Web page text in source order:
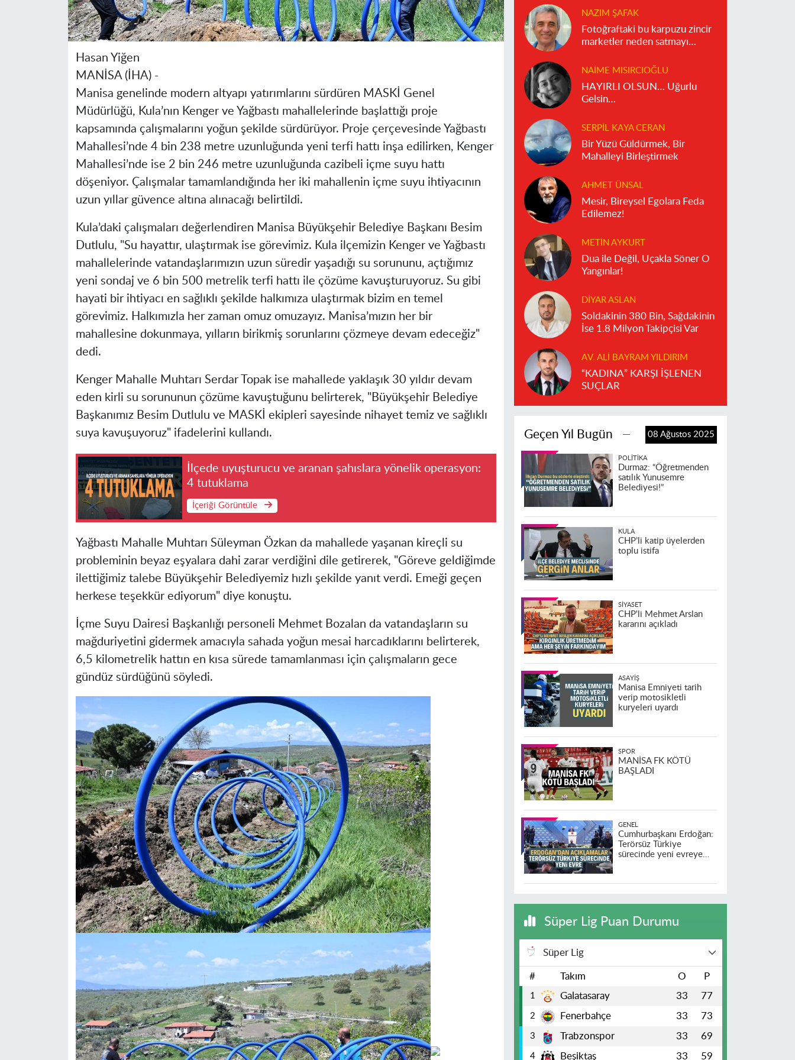
Hasan Yiğen
MANİSA (İHA) -
Manisa genelinde modern altyapı yatırımlarını sürdüren MASKİ Genel
Müdürlüğü, Kula’nın Kenger ve Yağbastı mahallelerinde başlattığı proje
kapsamında çalışmalarını yoğun şekilde sürdürüyor. Proje çerçevesinde Yağbastı
Mahallesi’nde 4 bin 238 metre uzunluğunda yeni terfi hattı inşa edilirken, Kenger
Mahallesi’nde ise 2 bin 246 metre uzunluğunda cazibeli içme suyu hattı
döşeniyor. Çalışmalar tamamlandığında her iki mahallenin içme suyu ihtiyacının
uzun yıllar güvence altına alınacağı belirtildi.
Kula’daki çalışmaları değerlendiren Manisa Büyükşehir Belediye Başkanı Besim
Dutlulu, "Su hayattır, ulaştırmak ise görevimiz. Kula ilçemizin Kenger ve Yağbastı
mahallelerinde vatandaşlarımızın uzun süredir yaşadığı su sorununu, açtığımız
yeni sondaj ve 6 bin 500 metrelik terfi hattı ile çözüme kavuşturuyoruz. Su gibi
hayati bir ihtiyacı en sağlıklı şekilde halkımıza ulaştırmak bizim en temel
görevimiz. Halkımızla her zaman omuz omuzayız. Manisa’mızın her bir
mahallesine dokunmaya, yılların birikmiş sorunlarını çözmeye devam edeceğiz"
dedi.
Kenger Mahalle Muhtarı Serdar Topak ise mahallede yaklaşık 30 yıldır devam
eden kirli su sorununun çözüme kavuştuğunu belirterek, "Büyükşehir Belediye
Başkanımız Besim Dutlulu ve MASKİ ekipleri sayesinde nihayet temiz ve sağlıklı
suya kavuşuyoruz" ifadelerini kullandı.
İlçede uyuşturucu ve aranan şahıslara yönelik operasyon:
4 tutuklama
İçeriği Görüntüle
Yağbastı Mahalle Muhtarı Süleyman Özkan da mahallede yaşanan kireçli su
probleminin beyaz eşyalara dahi zarar verdiğini dile getirerek, "Göreve geldiğimde
ilettiğimiz talebe Büyükşehir Belediyemiz hızlı şekilde yanıt verdi. Emeği geçen
herkese teşekkür ediyorum" diye konuştu.
İçme Suyu Dairesi Başkanlığı personeli Mehmet Bozalan da vatandaşların su
mağduriyetini gidermek amacıyla sahada yoğun mesai harcadıklarını belirterek,
6,5 kilometrelik hattın en kısa sürede tamamlanması için çalışmaların gece
gündüz sürdüğünü söyledi.
NAZIM ŞAFAK
Fotoğraftaki bu karpuzu zincir
marketler neden satmayı
NAIME MISIRCIOĞLU
HAYIRLI OLSUN… Uğurlu
Gelsin…
SERPIL KAYA CERAN
Bir Yüzü Güldürmek, Bir
Mahalleyi Birleştirmek
AHMET ÜNSAL
Mesir, Bireysel Egolara Feda
Edilemez!
METIN AYKURT
Dua ile Değil, Uçakla Söner O
Yangınlar!
DIYAR ASLAN
Soldakinin 380 Bin, Sağdakinin
İse 1.8 Milyon Takipçisi Var
AV. ALI BAYRAM YILDIRIM
“KADINA” KARŞI İŞLENEN
SUÇLAR
Geçen Yıl Bugün 08 Ağustos 2025
POLITIKA
Durmaz: “Öğretmenden
satılık Yunusemre
Belediyesi!”
KULA
CHP’li katip üyelerden
toplu istifa
SIYASET
CHP'li Mehmet Arslan
kararını açıkladı
ASAYIŞ
Manisa Emniyeti tarih
verip motosikletli
kuryeleri uyardı
SPOR
MANİSA FK KÖTÜ
BAŞLADI
GENEL
Cumhurbaşkanı Erdoğan:
Terörsüz Türkiye
sürecinde yeni evreye
Süper Lig Puan Durumu
Süper Lig
# Takım O P
1 Galatasaray 33 77
2 Fenerbahçe 33 73
3 Trabzonspor 33 69
4 Beşiktaş 33 59